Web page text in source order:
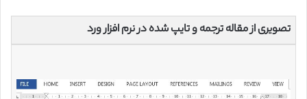
تصویری از مقاله ترجمه و تایپ شده در نرم افزار ورد